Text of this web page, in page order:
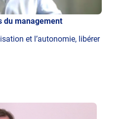
du management
et l’autonomie, libérer